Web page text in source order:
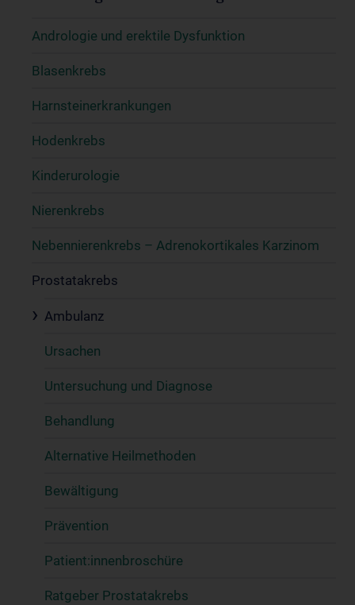
Andrologie und erektile Dysfunktion
Blasenkrebs
Harnsteinerkrankungen
Hodenkrebs
Kinderurologie
Nierenkrebs
Nebennierenkrebs – Adrenokortikales Karzinom
Prostatakrebs
Ambulanz
Ursachen
Untersuchung und Diagnose
Behandlung
Alternative Heilmethoden
Bewältigung
Prävention
Patient:innenbroschüre
Ratgeber Prostatakrebs